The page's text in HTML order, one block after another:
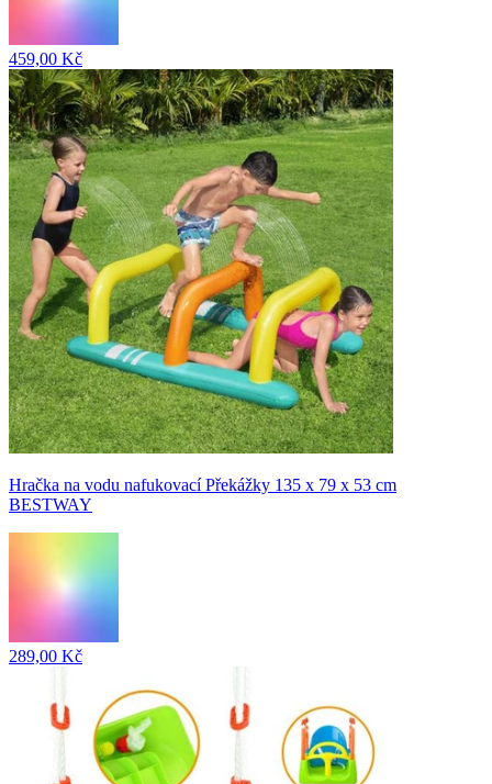
459,00 Kč
Hračka na vodu nafukovací Překážky 135 x 79 x 53 cm
BESTWAY
289,00 Kč